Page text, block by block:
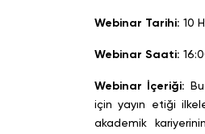
Webinar Tarihi: 10
Webinar Saati:
Webinar İçeriği:
için yayın etiği
akademik